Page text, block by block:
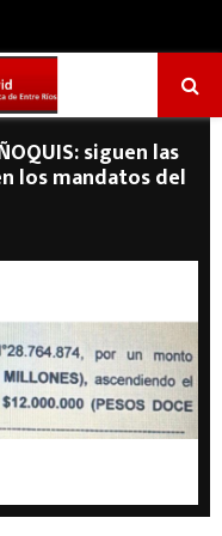
siguen las
los mandatos del